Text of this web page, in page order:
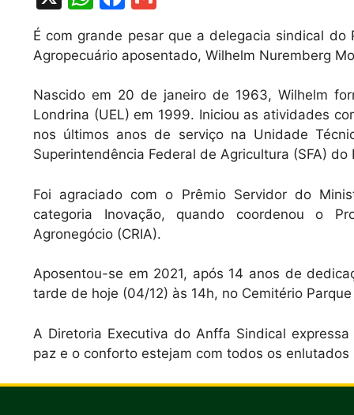
at
A
p
p
c
e
b
o
o
ai
É com grande pesar que a delegacia sindical
Agropecuário aposentado, Wilhelm Nuremberg
Nascido em 20 de janeiro de 1963, Wilhelm
Londrina (UEL) em 1999. Iniciou as atividades
nos últimos anos de serviço na Unidade
Superintendência Federal de Agricultura (SFA) do
Foi agraciado com o Prêmio Servidor do
categoria Inovação, quando coordenou o
Agronegócio (CRIA).
Aposentou-se em 2021, após 14 anos de
tarde de hoje (04/12) às 14h, no Cemitério
A Diretoria Executiva do Anffa Sindical
paz e o conforto estejam com todos os